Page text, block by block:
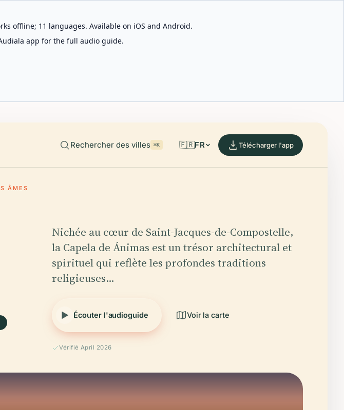
offline; 11 languages. Available on iOS and Android.
app for the full audio guide.
Rechercher des villes ⌘K 🇫🇷FR Télécharger l'app
ÂMES
Nichée au cœur de Saint-Jacques-de-Compostelle,
la Capela de Ánimas est un trésor architectural et
spirituel qui reflète les profondes traditions
religieuses…
Écouter l'audioguide Voir la carte
Vérifié April 2026